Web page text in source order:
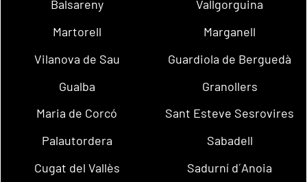
Balsareny
Vallgorguina
Martorell
Marganell
Vilanova de Sau
Guardiola de Berguedà
Gualba
Granollers
Maria de Corcó
Sant Esteve Sesrovires
Palautordera
Sabadell
Cugat del Vallès
Sadurní d´Anoia